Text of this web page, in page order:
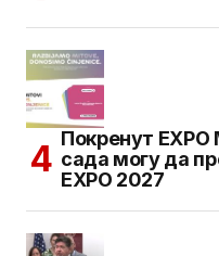
Покренут EXPO
сада могу да
EXPO 2027